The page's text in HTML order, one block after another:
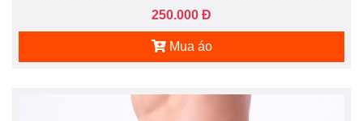
250.000 Đ
Mua áo